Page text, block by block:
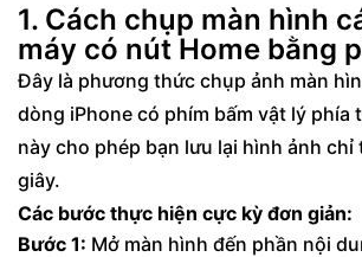
1. Cách chụp màn hình
máy có nút Home bằng
Đây là phương thức chụp ảnh màn
dòng iPhone có phím bấm vật lý phía
này cho phép bạn lưu lại hình ảnh chỉ
giây.
Các bước thực hiện cực kỳ đơn giản:
Bước 1: Mở màn hình đến phần nội